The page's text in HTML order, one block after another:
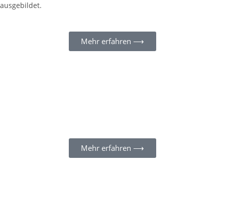
ausgebildet.
Mehr erfahren ⟶
Mehr erfahren ⟶